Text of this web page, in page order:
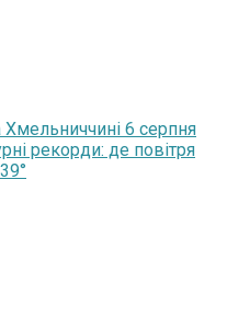
Хмельниччині 6 серпня
рекорди: де повітря